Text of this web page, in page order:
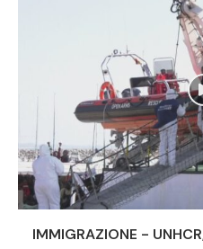
IMMIGRAZIONE -